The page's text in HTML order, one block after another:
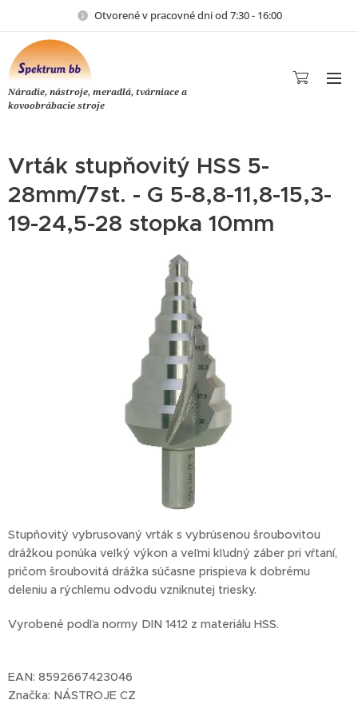
Otvorené v pracovné dni od 7:30 - 16:00
Náradie, nástroje, meradlá, tvárniace a
kovoobrábacie stroje
Vrták stupňovitý HSS 5-
28mm/7st. - G 5-8,8-11,8-15,3-
19-24,5-28 stopka 10mm
Stupňovitý vybrusovaný vrták s vybrúsenou šroubovitou
drážkou ponúka veľký výkon a veľmi kľudný záber pri vŕtaní,
pričom šroubovitá drážka súčasne prispieva k dobrému
deleniu a rýchlemu odvodu vzniknutej triesky.
Vyrobené podľa normy DIN 1412 z materiálu HSS.
EAN: 8592667423046
Značka: NÁSTROJE CZ